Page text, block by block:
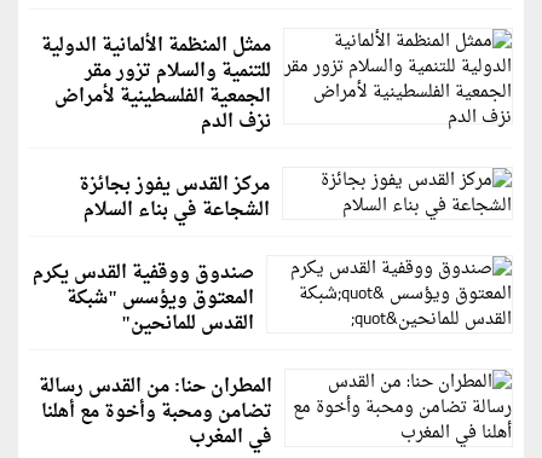
ممثل المنظمة الألمانية الدولية
للتنمية والسلام تزور مقر
الجمعية الفلسطينية لأمراض
نزف الدم
مركز القدس يفوز بجائزة
الشجاعة في بناء السلام
صندوق ووقفية القدس يكرم
المعتوق ويؤسس "شبكة
القدس للمانحين"
المطران حنا: من القدس رسالة
تضامن ومحبة وأخوة مع أهلنا
في المغرب